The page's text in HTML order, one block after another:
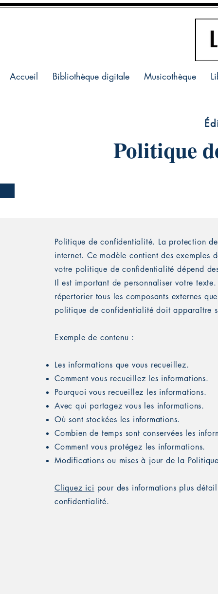
Accueil Bibliothèque digitale Musicothèque
Politique
Politique de confidentialité. La protection
internet. Ce modèle contient des exemples
votre politique de confidentialité dépend
Il est important de personnaliser votre
répertorier tous les composants externes
politique de confidentialité doit apparaître
Exemple de contenu :
Les informations que vous recueillez.
Comment vous recueillez les informations.
Pourquoi vous recueillez les informations.
Avec qui partagez vous les informations.
Où sont stockées les informations.
Combien de temps sont conservées les
Comment vous protégez les informations.
Modifications ou mises à jour de la
Cliquez ici pour des informations plus
confidentialité.